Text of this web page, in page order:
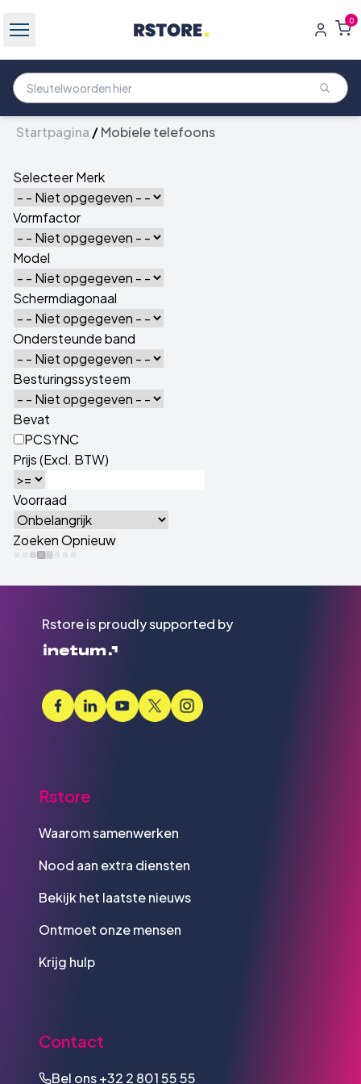
0
Startpagina /Mobiele telefoons
Selecteer Merk
Vormfactor
Model
Schermdiagonaal
Ondersteunde band
Besturingssysteem
Bevat
PCSYNC
Prijs (Excl. BTW)
Voorraad
Rstore is proudly supported by
Rstore
Waarom samenwerken
Nood aan extra diensten
Bekijk het laatste nieuws
Ontmoet onze mensen
Krijg hulp
Contact
Bel ons+32 2 801 55 55